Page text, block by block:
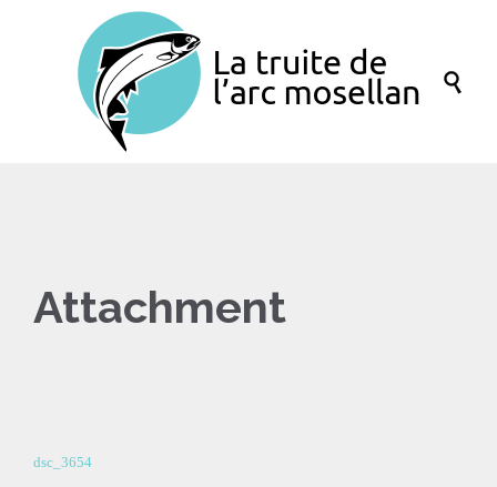

Attachment
dsc_3654